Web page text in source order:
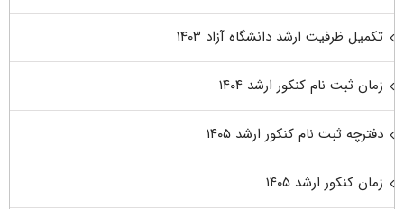
تکمیل ظرفیت ارشد دانشگاه آزاد ۱۴۰۳
زمان ثبت نام کنکور ارشد ۱۴۰۴
دفترچه ثبت نام کنکور ارشد ۱۴۰۵
زمان کنکور ارشد ۱۴۰۵